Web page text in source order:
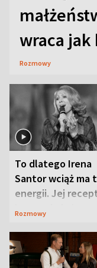
wraca
Rozmowy
To dlatego Irena
Santor wciąż ma
energii. Jej
jest zaskakująco
Rozmowy